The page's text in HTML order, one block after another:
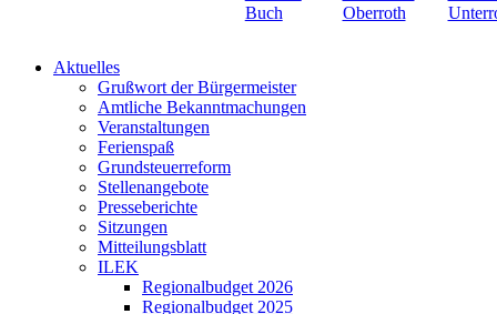
Aktuelles
Grußwort der Bürgermeister
Amtliche Bekanntmachungen
Veranstaltungen
Ferienspaß
Grundsteuerreform
Stellenangebote
Presseberichte
Sitzungen
Mitteilungsblatt
ILEK
Regionalbudget 2026
Regionalbudget 2025